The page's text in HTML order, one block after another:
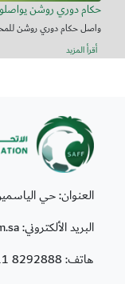
حكام دوري روشن
واصل حكام دوري روشن
أقرأ المزيد
العنوان: حي
البريد الألكتروني: info@saff.com.sa
هاتف:8292888